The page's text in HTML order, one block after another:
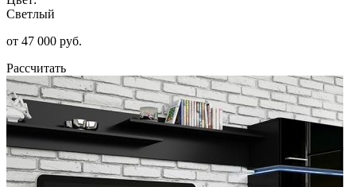
Светлый
от 47 000 руб.
Рассчитать